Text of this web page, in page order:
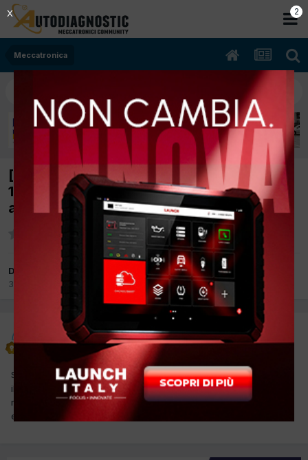
Meccatronica
[Mitsubishi Outlander 07/2007 1968cc Bsy
103Kw Diesel] Non funziona motorino tergi
anteriore
Da asmir
30 Ottobre 2017
Meccatronica
asmir
Inviato 30 Ottobre 2017
Salve colleghi come sopra indicato ho questa vettura che non va
il tergi controllati tutti fusibili ed sono ok sul connettore del
motorino ho il positivo e il negativo il connettore ha 5 fili filo giallo
e nero ce corrente e capitato a qualquno grazie
2
X